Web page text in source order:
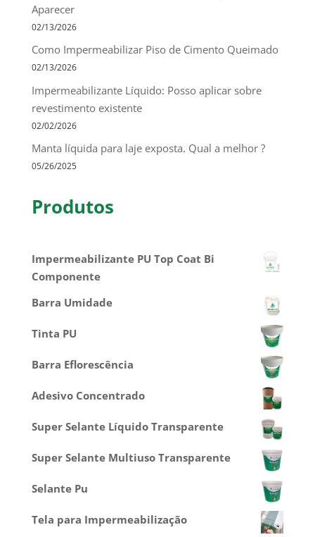
Aparecer
02/13/2026
Como Impermeabilizar Piso de Cimento Queimado
02/13/2026
Impermeabilizante Líquido: Posso aplicar sobre
revestimento existente
02/02/2026
Manta líquida para laje exposta. Qual a melhor ?
05/26/2025
Produtos
Impermeabilizante PU Top Coat Bi
Componente
Barra Umidade
Tinta PU
Barra Eflorescência
Adesivo Concentrado
Super Selante Líquido Transparente
Super Selante Multiuso Transparente
Selante Pu
Tela para Impermeabilização